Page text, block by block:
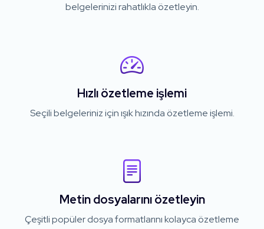
belgelerinizi rahatlıkla özetleyin.
Hızlı özetleme işlemi
Seçili belgeleriniz için ışık hızında özetleme işlemi.
Metin dosyalarını özetleyin
Çeşitli popüler dosya formatlarını kolayca özetleme